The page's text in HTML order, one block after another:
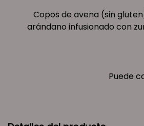
Copos de avena (sin
arándano infusionado con
Puede